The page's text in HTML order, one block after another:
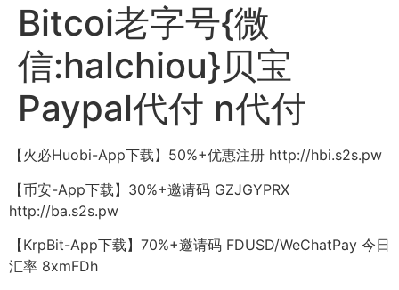
Bitcoi老字号{微
信:halchiou}贝宝
Paypal代付 n代付
【火必Huobi-App下载】50%+优惠注册 http://hbi.s2s.pw
【币安-App下载】30%+邀请码 GZJGYPRX
http://ba.s2s.pw
【KrpBit-App下载】70%+邀请码 FDUSD/WeChatPay 今日
汇率 8xmFDh